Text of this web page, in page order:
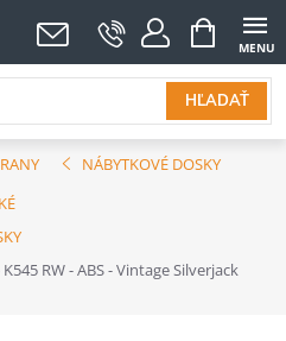
HĽADAŤ
NÁKUPNÝ
KOŠÍK
NÁBYTKOVÉ DOSKY
RW - ABS - Vintage Silverjack